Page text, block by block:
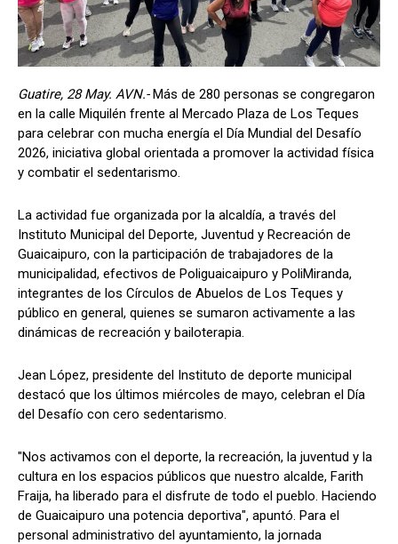
Guatire, 28 May. AVN.-Más de 280 personas se congregaron
en la calle Miquilén frente al Mercado Plaza de Los Teques
para celebrar con mucha energía el Día Mundial del Desafío
2026, iniciativa global orientada a promover la actividad física
y combatir el sedentarismo.
La actividad fue organizada por la alcaldía, a través del
Instituto Municipal del Deporte, Juventud y Recreación de
Guaicaipuro, con la participación de trabajadores de la
municipalidad, efectivos de Poliguaicaipuro y PoliMiranda,
integrantes de los Círculos de Abuelos de Los Teques y
público en general, quienes se sumaron activamente a las
dinámicas de recreación y bailoterapia.
Jean López, presidente del Instituto de deporte municipal
destacó que los últimos miércoles de mayo, celebran el Día
del Desafío con cero sedentarismo.
"Nos activamos con el deporte, la recreación, la juventud y la
cultura en los espacios públicos que nuestro alcalde, Farith
Fraija, ha liberado para el disfrute de todo el pueblo. Haciendo
de Guaicaipuro una potencia deportiva", apuntó. Para el
personal administrativo del ayuntamiento, la jornada